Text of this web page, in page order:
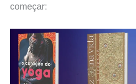
começar: